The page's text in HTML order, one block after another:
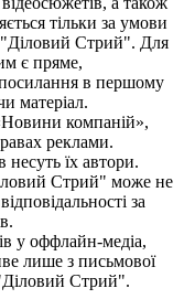
тільки за умови
"Діловий Стрий". Для
є пряме,
в першому
матеріал.
компаній»,
реклами.
несуть їх автори.
Стрий" може не
за
у оффлайн-медіа,
лише з письмової
Діловий Стрий".